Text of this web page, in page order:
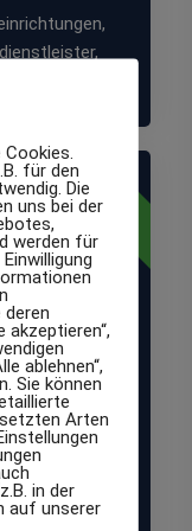
normal
nur
interne
für den
Die
uns bei der
werden für
akzeptieren“,
ablehnen“,
Sie können
Arten
in der
auf unserer